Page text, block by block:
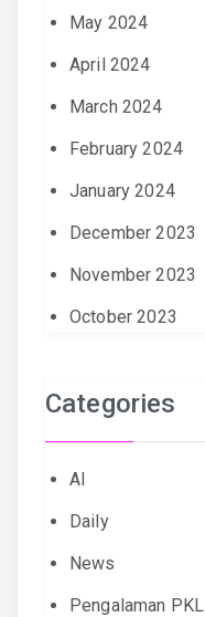
May 2024
April 2024
March 2024
February 2024
January 2024
December 2023
November 2023
October 2023
Categories
AI
Daily
News
Pengalaman PKL